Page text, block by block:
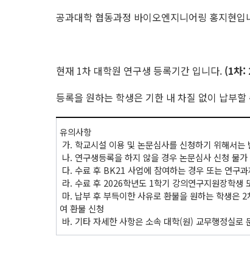
공과대학 협동과정 바이오엔지니어링 홍지현입
현재 1차 대학원 연구생 등록기간 입니다. (1차:
등록을 원하는 학생은 기한 내 차질 없이 납부
유의사항
가. 학교시설 이용 및 논문심사를 신청하기 위해서
나. 연구생등록을 하지 않을 경우 논문심사 신청 불가
다. 수료 후 BK21 사업에 참여하는 경우 또는 연구
라. 수료 후 2026학년도 1학기 강의연구지원장학생
마. 납부 후 부득이한 사유로 환불을 원하는 학생은
여 환불 신청
바. 기타 자세한 사항은 소속 대학(원) 교무행정실로